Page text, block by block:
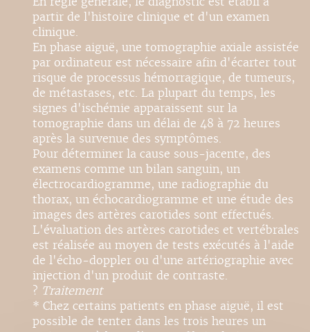
partir de l'histoire clinique et d'un examen
clinique.
En phase aiguë, une tomographie axiale assistée
par ordinateur est nécessaire afin d'écarter tout
risque de processus hémorragique, de tumeurs,
de métastases, etc. La plupart du temps, les
signes d'ischémie apparaissent sur la
tomographie dans un délai de 48 à 72 heures
après la survenue des symptômes.
Pour déterminer la cause sous-jacente, des
examens comme un bilan sanguin, un
électrocardiogramme, une radiographie du
thorax, un échocardiogramme et une étude des
images des artères carotides sont effectués.
L'évaluation des artères carotides et vertébrales
est réalisée au moyen de tests exécutés à l'aide
de l'écho-doppler ou d'une artériographie avec
injection d'un produit de contraste.
? Traitement
* Chez certains patients en phase aiguë, il est
possible de tenter dans les trois heures un